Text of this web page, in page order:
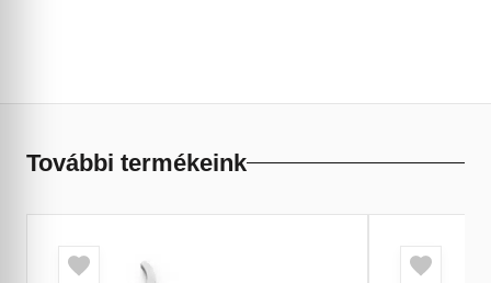
További termékeink